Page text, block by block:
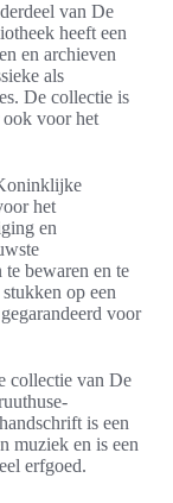
van De
heeft een
en archieven
als
De collectie is
ook voor het
het
en
bewaren en te
op een
voor
collectie van De
is een
muziek en is een
erfgoed.